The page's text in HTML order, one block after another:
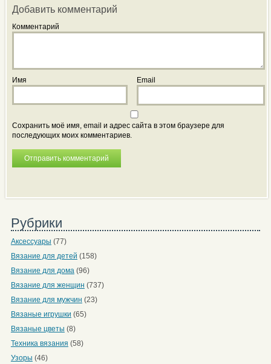
Добавить комментарий
Комментарий
Имя Email
Сохранить моё имя, email и адрес сайта в этом браузере для
последующих моих комментариев.
Рубрики
Аксессуары (77)
Вязание для детей (158)
Вязание для дома (96)
Вязание для женщин (737)
Вязание для мужчин (23)
Вязаные игрушки (65)
Вязаные цветы (8)
Техника вязания (58)
Узоры (46)